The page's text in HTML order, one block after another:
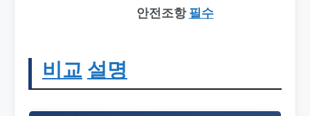
안전조항필수
비교 설명